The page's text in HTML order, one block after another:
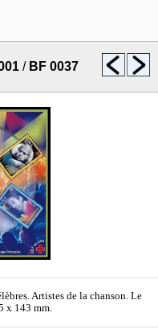
/ BF 0037
Artistes de la chanson. Le
x 143 mm.